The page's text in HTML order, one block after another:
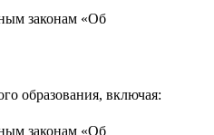
законам «Об
образования, включая:
законам «Об